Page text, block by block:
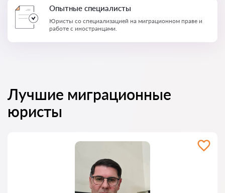
Опытные специалисты
Юристы со специализацией на миграционном праве и
работе с иностранцами.
Лучшие миграционные
юристы